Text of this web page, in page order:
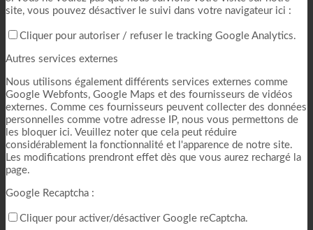
site, vous pouvez désactiver le suivi dans votre navigateur ici :
Cliquer pour autoriser / refuser le tracking Google Analytics.
Autres services externes
Nous utilisons également différents services externes comme
Google Webfonts, Google Maps et des fournisseurs de vidéos
externes. Comme ces fournisseurs peuvent collecter des données
personnelles comme votre adresse IP, nous vous permettons de
les bloquer ici. Veuillez noter que cela peut réduire
considérablement la fonctionnalité et l'apparence de notre site.
Les modifications prendront effet dès que vous aurez rechargé la
page.
Google Recaptcha :
Cliquer pour activer/désactiver Google reCaptcha.